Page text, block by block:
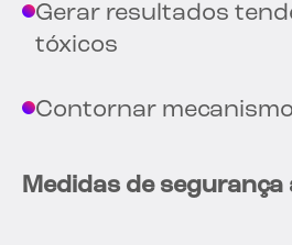
Gerar resultados
tóxicos
Contornar
Medidas de segurança